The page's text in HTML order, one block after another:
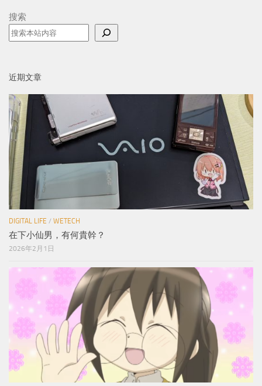
搜索
近期文章
DIGITAL LIFE / WETECH
在下小仙男，有何貴幹？
2026年2月1日